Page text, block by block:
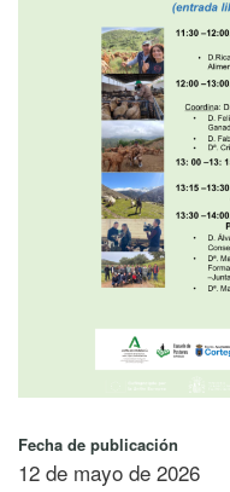
Fecha de publicación
12 de mayo de 2026